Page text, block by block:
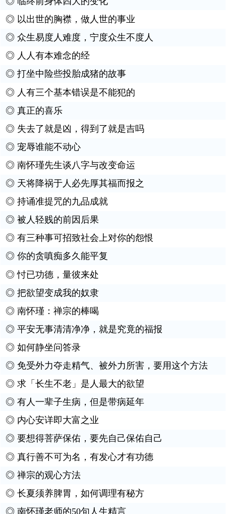
◎ 以出世的胸襟，做人世的事业
◎ 众生易度人难度，宁度众生不度人
◎ 人人有本难念的经
◎ 打坐中险些投胎成猪的故事
◎ 人有三个基本错误是不能犯的
◎ 真正的喜乐
◎ 失去了就是凶，得到了就是吉吗
◎ 宠辱谁能不动心
◎ 南怀瑾先生谈八字与改变命运
◎ 天将降祸于人必先厚其福而报之
◎ 持诵准提咒的九品成就
◎ 被人轻贱的前因后果
◎ 有三种事可招致社会上对你的怨恨
◎ 你的贪嗔痴多久能平复
◎忖已功德，量彼来处
◎ 把欲望变成我的奴隶
◎ 南怀瑾：禅宗的棒喝
◎ 平安无事清清净净，就是究竟的福报
◎ 如何静坐问答录
◎ 免受外力夺走精气、被外力所害，要用这个方法
◎ 求「长生不老」是人最大的欲望
◎ 有人一辈子生病，但是带病延年
◎ 内心安详即大富之业
◎ 要想得菩萨保佑，要先自己保佑自己
◎ 真行善不可为名，有发心才有功德
◎ 禅宗的观心方法
◎ 长夏须养脾胃，如何调理有秘方
◎ 南怀瑾老师的50句人生精言